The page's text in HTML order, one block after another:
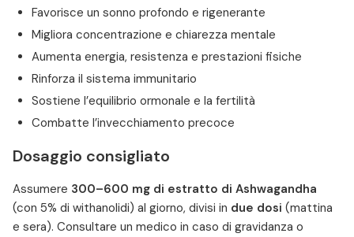
Favorisce un sonno profondo e rigenerante
Migliora concentrazione e chiarezza mentale
Aumenta energia, resistenza e prestazioni fisiche
Rinforza il sistema immunitario
Sostiene l’equilibrio ormonale e la fertilità
Combatte l’invecchiamento precoce
Dosaggio consigliato
Assumere 300–600 mg di estratto di Ashwagandha
(con 5% di withanolidi) al giorno, divisi in due dosi (mattina
e sera). Consultare un medico in caso di gravidanza o